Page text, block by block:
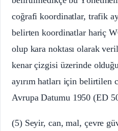
coğrafi koordinatlar, trafik
belirten koordinatlar hariç
olup kara noktası olarak
kenar çizgisi üzerinde
ayırım hatları için belirtilen
Avrupa Datumu 1950 (ED
(5) Seyir, can, mal, çevre